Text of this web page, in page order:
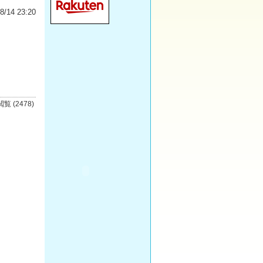
14 23:20
覧 (2478)